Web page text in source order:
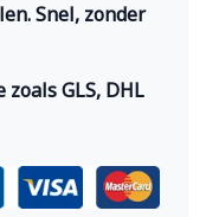
Snel, zonder
GLS, DHL